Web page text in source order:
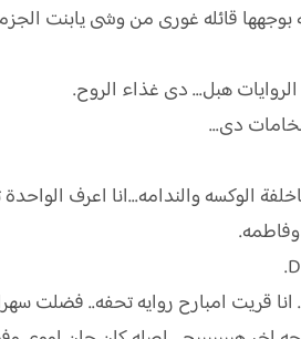
قائله غورى من وشى يابنت
هبل... دى غذاء الروح.
دى...
الوكسه والندامه...انا اعرف
قريت امبارح روايه تحفه.. فضلت